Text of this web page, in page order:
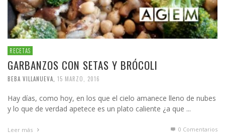
RECETAS
GARBANZOS CON SETAS Y BRÓCOLI
BEBA VILLANUEVA 15 MARZO, 2016
Hay días, como hoy, en los que el cielo amanece lleno de nubes
y lo que de verdad apetece es un plato caliente ¿a que ...
Leer más 0 Comentarios